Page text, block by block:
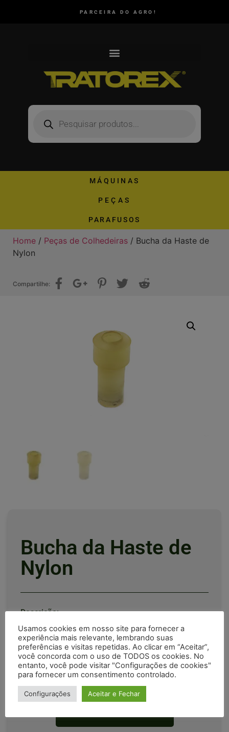
PARCEIRA DO AGRO!
MÁQUINAS
PEÇAS
PARAFUSOS
Home / Peças de Colhedeiras / Bucha da Haste de
Nylon
Compartilhe:
Bucha da Haste de
Nylon
Descrição:
Bucha da haste de nylon.
2,5 x 2,5 x 6,5
Valor unitário
Usamos cookies em nosso site para fornecer a
experiência mais relevante, lembrando suas
preferências e visitas repetidas. Ao clicar em “Aceitar”,
você concorda com o uso de TODOS os cookies. No
entanto, você pode visitar "Configurações de cookies"
para fornecer um consentimento controlado.
Configurações Aceitar e Fechar